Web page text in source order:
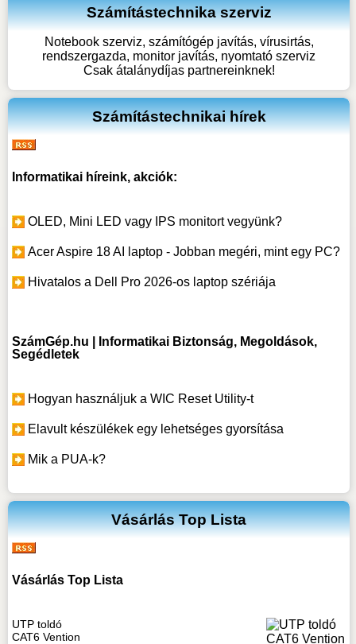
Számítástechnika szerviz
Notebook szerviz, számítógép javítás, vírusirtás,
rendszergazda, monitor javítás, nyomtató szerviz
Csak átalánydíjas partnereinknek!
Számítástechnikai hírek
Informatikai híreink, akciók:
OLED, Mini LED vagy IPS monitort vegyünk?
Acer Aspire 18 AI laptop - Jobban megéri, mint egy PC?
Hivatalos a Dell Pro 2026-os laptop szériája
SzámGép.hu | Informatikai Biztonság, Megoldások,
Segédletek
Hogyan használjuk a WIC Reset Utility-t
Elavult készülékek egy lehetséges gyorsítása
Mik a PUA-k?
Vásárlás Top Lista
Vásárlás Top Lista
UTP toldó
CAT6 Vention